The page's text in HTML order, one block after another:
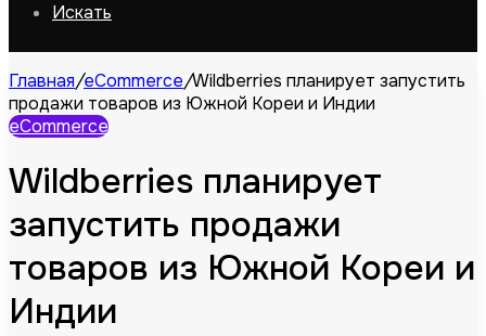
Искать
Главная/eCommerce/Wildberries планирует запустить
продажи товаров из Южной Кореи и Индии
eCommerce
Wildberries планирует
запустить продажи
товаров из Южной Кореи и
Индии